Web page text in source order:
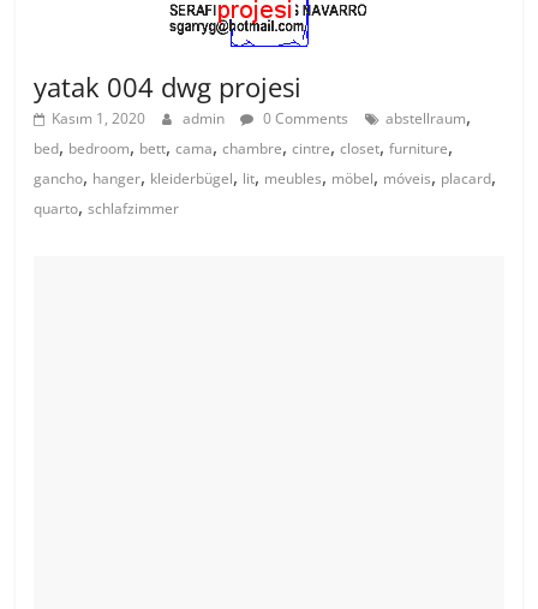
yatak 004 dwg projesi
Kasım 1, 2020 admin 0 Comments abstellraum,
bed, bedroom, bett,cama,chambre,cintre,closet,furniture,
gancho, hanger, kleiderbügel, lit, meubles, möbel, móveis, placard,
quarto,schlafzimmer